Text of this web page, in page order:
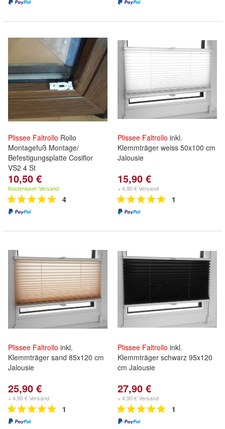
Plissee Faltrollo Rollo
Montagefuß Montage/
Befestigungsplatte Cosiflor
VS2 4 St
10,50 €
Kostenloser Versand
4
Plissee Faltrollo inkl.
Klemmträger weiss 50x100 cm
Jalousie
15,90 €
+ 4,90 € Versand
1
Plissee Faltrollo inkl.
Klemmträger sand 85x120 cm
Jalousie
25,90 €
+ 4,90 € Versand
1
Plissee Faltrollo inkl.
Klemmträger schwarz 95x120
cm Jalousie
27,90 €
+ 4,90 € Versand
1